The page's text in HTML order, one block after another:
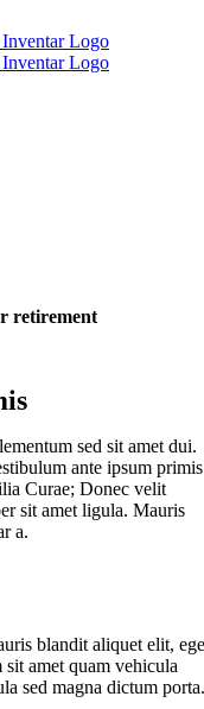
retirement
sed sit amet dui.
ante ipsum primis
Curae; Donec velit
sit amet ligula. Mauris
a.
blandit aliquet elit,
amet quam vehicula
sed magna dictum